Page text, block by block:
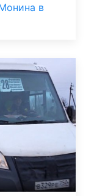
в